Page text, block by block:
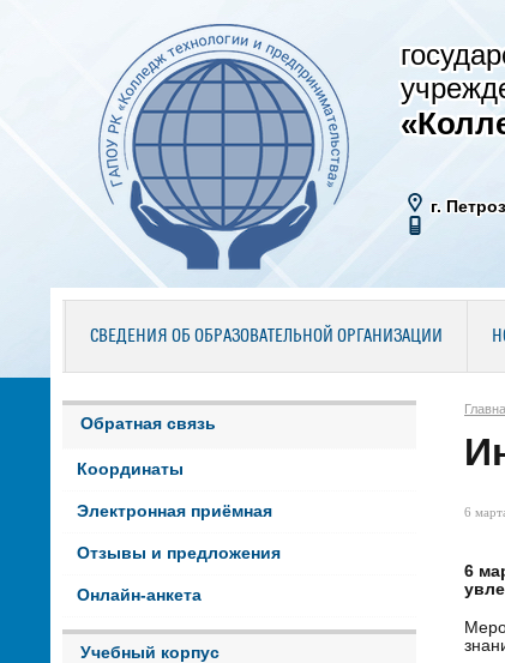
г.
СВЕДЕНИЯ ОБ ОБРАЗОВАТЕЛЬНОЙ ОРГАНИЗАЦИИ
Обратная связь
Координаты
Электронная приёмная
Отзывы и предложения
Онлайн-анкета
Учебный корпус
6
6